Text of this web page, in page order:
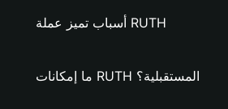
أسباب تميز عملة RUTH
ما إمكانات RUTH المستقبلية؟